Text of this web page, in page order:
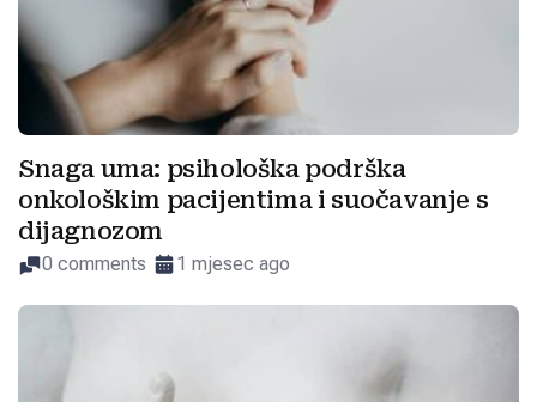
Snaga uma: psihološka podrška
onkološkim pacijentima i suočavanje s
dijagnozom
0 comments 1 mjesec ago